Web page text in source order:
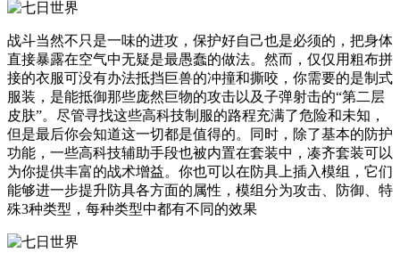
战斗当然不只是一味的进攻，保护好自己也是必须的，把身体
直接暴露在空气中无疑是最愚蠢的做法。然而，仅仅用粗布拼
接的衣服可没有办法抵挡巨兽的冲撞和撕咬，你需要的是制式
服装，是能抵御那些庞然巨物的攻击以及子弹射击的“第二层
皮肤”。尽管寻找这些高科技制服的路程充满了危险和未知，
但是最后你会知道这一切都是值得的。同时，除了基本的防护
功能，一些高科技辅助手段也被内置在套装中，凑齐套装可以
为你提供丰富的战术增益。你也可以在防具上插入模组，它们
能够进一步提升防具各方面的属性，模组分为攻击、防御、特
殊3种类型，每种类型中都有不同的效果